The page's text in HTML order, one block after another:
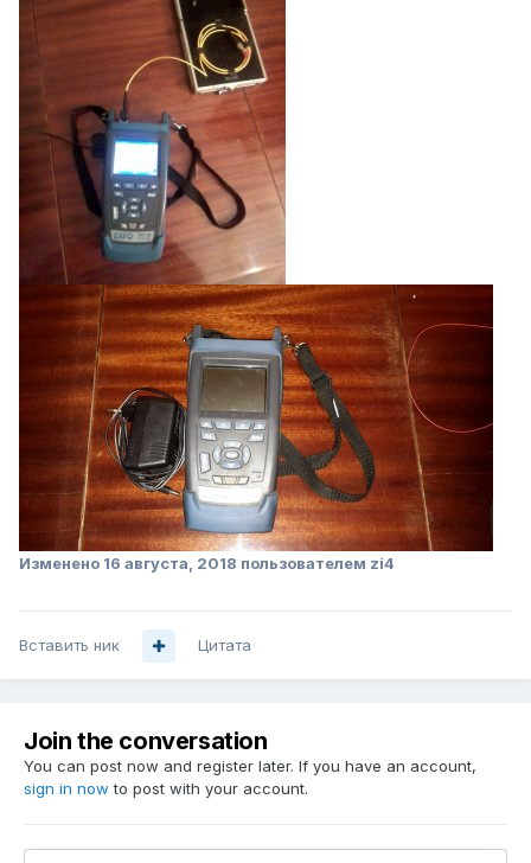
Изменено 16 августа, 2018 пользователем zi4
Вставить ник Цитата
Join the conversation
You can post now and register later. If you have an account,
sign in now to post with your account.